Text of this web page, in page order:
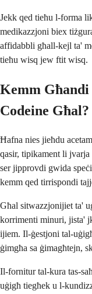
Jekk qed tieħu l-forma
medikazzjoni biex
affidabbli għall-kejl ta'
tieħu wisq jew ftit wisq.
Kemm Għandi
Codeine Għal?
Ħafna nies jieħdu
qasir, tipikament li
ser jipprovdi gwida
kemm qed tirrispondi
Għal sitwazzjonijiet ta'
korrimenti minuri, jista'
ijiem. Il-ġestjoni tal-
ġimgħa sa ġimagħtejn,
Il-fornitur tal-kura tas-
uġigħ tiegħek u l-